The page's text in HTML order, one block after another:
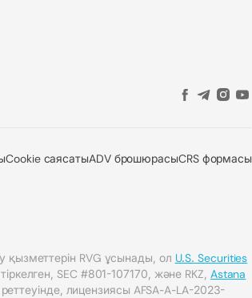
Cookie саясатыADV брошюрасыCRS формасы
қызметтерін RVG ұсынады, ол U.S. Securities
тіркелген, SEC #801-107170, және RKZ, Astana
лицензиясы AFSA-A-LA-2023-